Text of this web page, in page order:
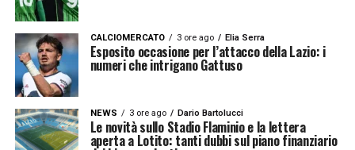
CALCIOMERCATO 3 ore ago Elia Serra
Esposito occasione per l’attacco della Lazio: i
numeri che intrigano Gattuso
NEWS 3 ore ago Dario Bartolucci
Le novità sullo Stadio Flaminio e la lettera
aperta a Lotito: tanti dubbi sul piano finanziario